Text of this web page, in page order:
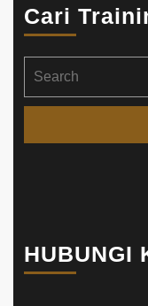
Cari
for:
HUBUNGI